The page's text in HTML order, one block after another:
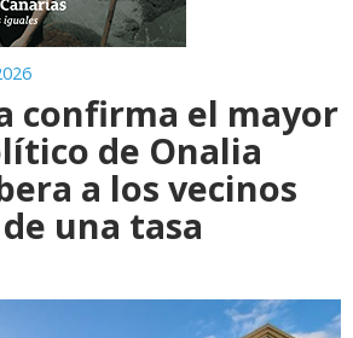
confirma el mayor
de Onalia
a los vecinos
una tasa